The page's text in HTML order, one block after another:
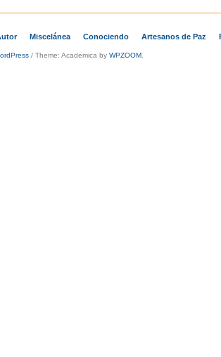
Miscelánea Conociendo Artesanos de Paz
/ Theme: Academica by WPZOOM